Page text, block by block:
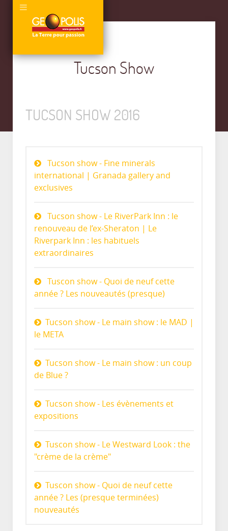
Tucson Show
TUCSON SHOW 2016
Tucson show - Fine minerals
international | Granada gallery and
exclusives
Tucson show - Le RiverPark Inn : le
renouveau de l’ex-Sheraton | Le
Riverpark Inn : les habituels
extraordinaires
Tuscon show - Quoi de neuf cette
année ? Les nouveautés (presque)
Tucson show - Le main show : le MAD |
le META
Tucson show - Le main show : un coup
de Blue ?
Tucson show - Les évènements et
expositions
Tuscon show - Le Westward Look : the
"crème de la crème"
Tuscon show - Quoi de neuf cette
année ? Les (presque terminées)
nouveautés